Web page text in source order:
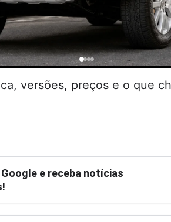
versões, preços e o que
e receba notícias